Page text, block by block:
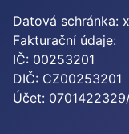
Datová schránka:
Fakturační údaje:
IČ: 00253201
DIČ: CZ00253201
Účet: